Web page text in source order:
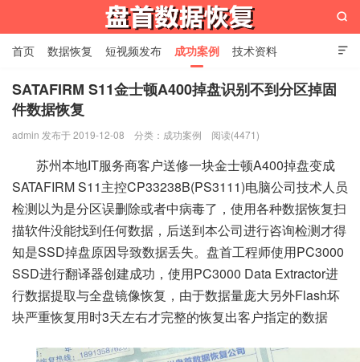
苏州盘首数据恢复

首页 数据恢复 短视频发布 成功案例 技术资料
关于我们 设备展示 常见问题

SATAFIRM S11金士顿A400掉盘识别不到分区掉固
件数据恢复
admin 发布于 2019-12-08 分类： 成功案例 阅读(4471)
苏州本地IT服务商客户送修一块金士顿A400掉盘变成
SATAFIRM S11主控CP33238B(PS3111)电脑公司技术人员
检测以为是分区误删除或者中病毒了，使用各种数据恢复扫
描软件没能找到任何数据，后送到本公司进行咨询检测才得
知是SSD掉盘原因导致数据丢失。盘首工程师使用PC3000
SSD进行翻译器创建成功，使用PC3000 Data Extractor进
行数据提取与全盘镜像恢复，由于数据量庞大另外Flash坏
块严重恢复用时3天左右才完整的恢复出客户指定的数据